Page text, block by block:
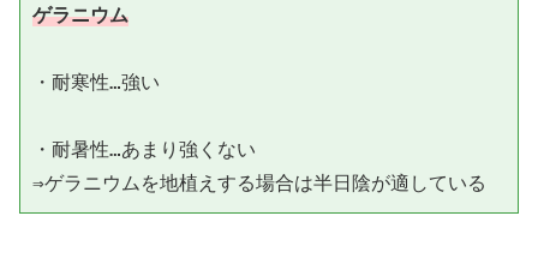
ゲラニウム
・耐寒性…強い
・耐暑性…あまり強くない